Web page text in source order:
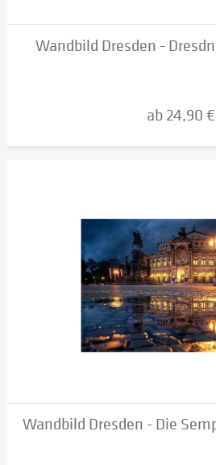
Wandbild Dresden -
ab 24,90 €
Wandbild Dresden - Die